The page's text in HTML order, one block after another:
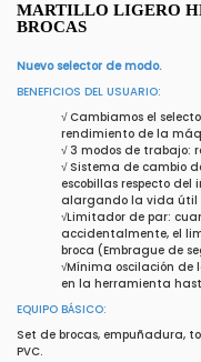
MARTILLO LIGERO
BROCAS
Nuevo selector de modo.
BENEFICIOS DEL USUARIO:
√ Cambiamos el
rendimiento de la
√ 3 modos de trabajo:
√ Sistema de cambio
escobillas respecto
alargando la vida útil
√Limitador de par:
accidentalmente, el
broca (Embrague de
√Mínima oscilación de
en la herramienta
EQUIPO BÁSICO:
Set de brocas, empuñadura,
PVC.